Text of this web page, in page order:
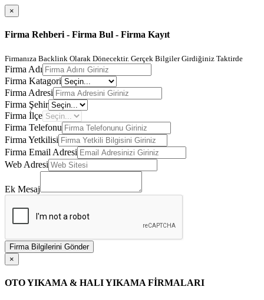
×
Firma Rehberi - Firma Bul - Firma Kayıt
Firmanıza Backlink Olarak Dönecektir. Gerçek Bilgiler Girdiğiniz Taktirde
Firma Adı
Firma Katagori
Firma Adresi
Firma Şehir
Firma İlçe
Firma Telefonu
Firma Yetkilisi
Firma Email Adresi
Web Adresi
Ek Mesaj
Firma Bilgilerini Gönder
×
OTO YIKAMA & HALI YIKAMA FİRMALARI